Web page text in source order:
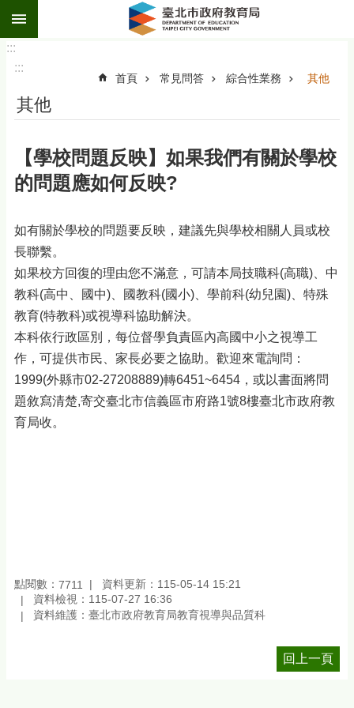
跳到主要內容區塊
:::
:::
首頁 常見問答 綜合性業務 其他
其他
【學校問題反映】如果我們有關於學校
的問題應如何反映?
如有關於學校的問題要反映，建議先與學校相關人員或校
長聯繫。
如果校方回復的理由您不滿意，可請本局技職科(高職)、中
教科(高中、國中)、國教科(國小)、學前科(幼兒園)、特殊
教育(特教科)或視導科協助解決。
本科依行政區別，每位督學負責區內高國中小之視導工
作，可提供市民、家長必要之協助。歡迎來電詢問：
1999(外縣市02-27208889)轉6451~6454，或以書面將問
題敘寫清楚,寄交臺北市信義區市府路1號8樓臺北市政府教
育局收。
點閱數： 7711
資料更新：115-05-14 15:21
資料檢視：115-07-27 16:36
資料維護：臺北市政府教育局教育視導與品質科
回上一頁